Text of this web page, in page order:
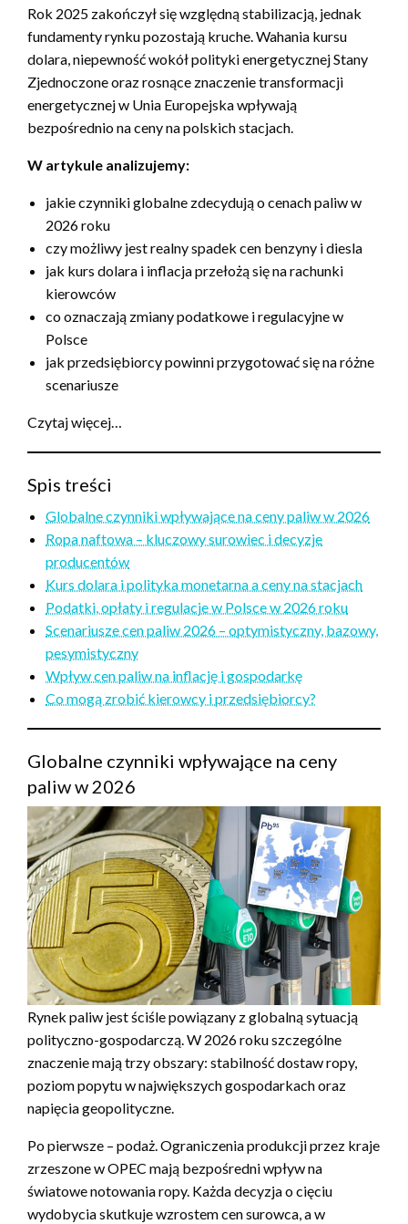
Rok 2025 zakończył się względną stabilizacją, jednak
fundamenty rynku pozostają kruche. Wahania kursu
dolara, niepewność wokół polityki energetycznej Stany
Zjednoczone oraz rosnące znaczenie transformacji
energetycznej w Unia Europejska wpływają
bezpośrednio na ceny na polskich stacjach.
W artykule analizujemy:
jakie czynniki globalne zdecydują o cenach paliw w
2026 roku
czy możliwy jest realny spadek cen benzyny i diesla
jak kurs dolara i inflacja przełożą się na rachunki
kierowców
co oznaczają zmiany podatkowe i regulacyjne w
Polsce
jak przedsiębiorcy powinni przygotować się na różne
scenariusze
Czytaj więcej…
Spis treści
Globalne czynniki wpływające na ceny paliw w 2026
Ropa naftowa – kluczowy surowiec i decyzje
producentów
Kurs dolara i polityka monetarna a ceny na stacjach
Podatki, opłaty i regulacje w Polsce w 2026 roku
Scenariusze cen paliw 2026 – optymistyczny, bazowy,
pesymistyczny
Wpływ cen paliw na inflację i gospodarkę
Co mogą zrobić kierowcy i przedsiębiorcy?
Globalne czynniki wpływające na ceny
paliw w 2026
Rynek paliw jest ściśle powiązany z globalną sytuacją
polityczno-gospodarczą. W 2026 roku szczególne
znaczenie mają trzy obszary: stabilność dostaw ropy,
poziom popytu w największych gospodarkach oraz
napięcia geopolityczne.
Po pierwsze – podaż. Ograniczenia produkcji przez kraje
zrzeszone w OPEC mają bezpośredni wpływ na
światowe notowania ropy. Każda decyzja o cięciu
wydobycia skutkuje wzrostem cen surowca, a w